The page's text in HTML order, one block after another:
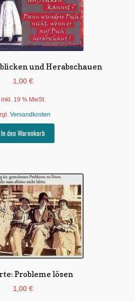
und Herabschauen
1,00 €
inkl. 19 % MwSt.
Versandkosten
In den Warenkorb
Probleme lösen
1,00 €